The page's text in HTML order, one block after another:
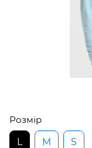
Розмір
L
M S